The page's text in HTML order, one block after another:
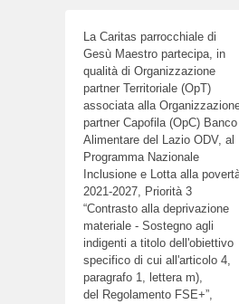
La Caritas parrocchiale di
Gesù Maestro partecipa, in
qualità di Organizzazione
partner Territoriale (OpT)
associata alla
partner Capofila (OpC) Banco
Alimentare del Lazio ODV, al
Programma Nazionale
Inclusione e Lotta alla
2021-2027, Priorità 3
“Contrasto alla deprivazione
materiale - Sostegno agli
indigenti a titolo dell'obiettivo
specifico di cui all'articolo 4,
paragrafo 1, lettera m),
del Regolamento FSE+”,